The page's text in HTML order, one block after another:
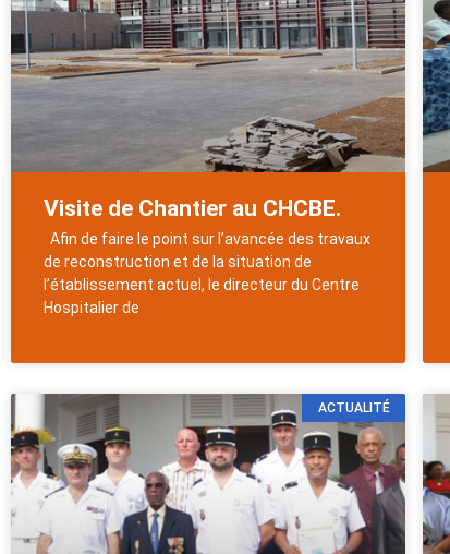
Visite de Chantier au CHCBE.
Afin de faire le point sur l’avancée des travaux
de reconstruction et de la situation de
l’établissement actuel, le directeur du Centre
Hospitalier de
ACTUALITÉ